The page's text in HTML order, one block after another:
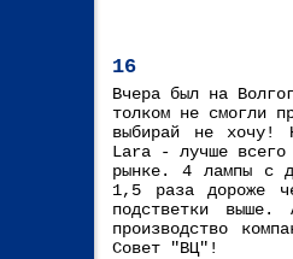
16
Вчера был на
толком не смогли
выбирай не хочу!
Lara - лучше всего
рынке. 4 лампы с
1,5 раза дороже
подстветки выше.
производство
Совет "ВЦ"!